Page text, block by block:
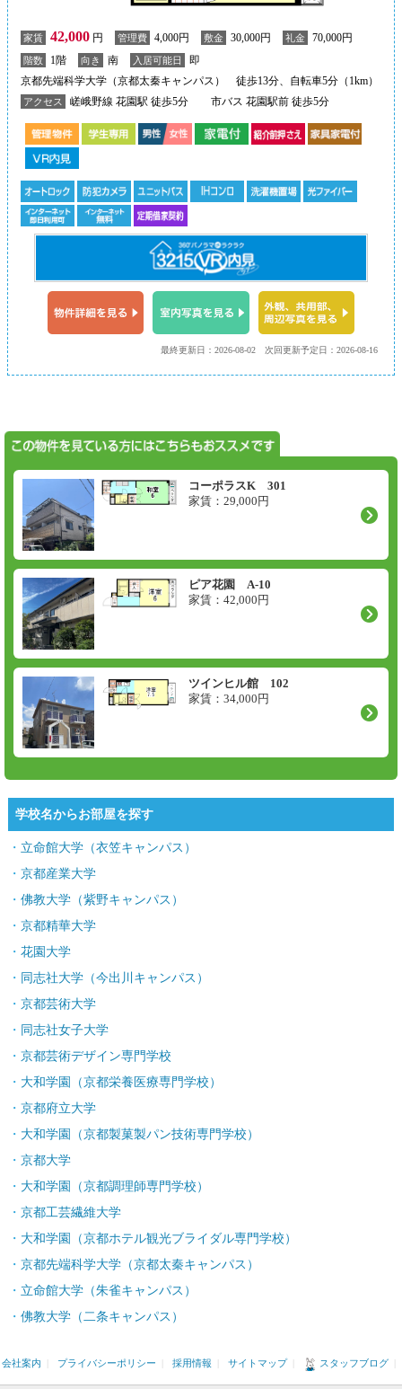
家賃 42,000 円 管理費 4,000円 敷金 30,000円 礼金 70,000円
階数 1階 向き 南 入居可能日
即
京都先端科学大学（京都太秦キャンパス） 徒歩13分、自転車5分（1km）
アクセス 嵯峨野線 花園駅 徒歩5分 市バス 花園駅前 徒歩5分
次回更新予定日：2026-08-16
最終更新日：2026-08-02
コーポラスK 301
家賃： 29,000 円
ピア花園 A-10
家賃： 42,000 円
ツインヒル館 102
家賃： 34,000 円
学校名からお部屋を探す
立命館大学（衣笠キャンパス）
京都産業大学
佛教大学（紫野キャンパス）
京都精華大学
花園大学
同志社大学（今出川キャンパス）
京都芸術大学
同志社女子大学
京都芸術デザイン専門学校
大和学園（京都栄養医療専門学校）
京都府立大学
大和学園（京都製菓製パン技術専門学校）
京都大学
大和学園（京都調理師専門学校）
京都工芸繊維大学
大和学園（京都ホテル観光ブライダル専門学校）
京都先端科学大学（京都太秦キャンパス）
立命館大学（朱雀キャンパス）
佛教大学（二条キャンパス）
会社案内 プライバシーポリシー 採用情報 サイトマップ スタッフブログ